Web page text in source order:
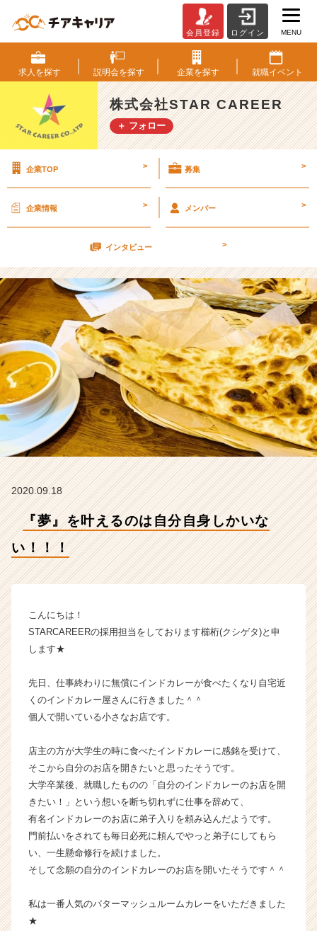
を
叶
え
る
の
は
身
い
な
【株
式
会
S
T
A
R
C
A
R
E
E
イ
ム
チ
成
企
業
ら
ス
カ
ウ
が
届
く
就
サ
会員登録 ログイン MENU
求人を探す 説明会を探す 企業を探す 就職イベント
株式会社STAR CAREER
＋ フォロー
企業TOP > 募集 >
企業情報 > メンバー >
インタビュー >
2020.09.18
『夢』を叶えるのは自分自身しかいな
い！！！
こんにちは！
STARCAREERの採用担当をしております櫛桁(クシゲタ)と申
します★
先日、仕事終わりに無償にインドカレーが食べたくなり自宅近
くのインドカレー屋さんに行きました＾＾
個人で開いている小さなお店です。
店主の方が大学生の時に食べたインドカレーに感銘を受けて、
そこから自分のお店を開きたいと思ったそうです。
大学卒業後、就職したものの「自分のインドカレーのお店を開
きたい！」という想いを断ち切れずに仕事を辞めて、
有名インドカレーのお店に弟子入りを頼み込んだようです。
門前払いをされても毎日必死に頼んでやっと弟子にしてもら
い、一生懸命修行を続けました。
そして念願の自分のインドカレーのお店を開いたそうです＾＾
私は一番人気のバターマッシュルームカレーをいただきました
★